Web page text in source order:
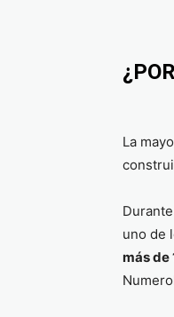
La
uno de
más de